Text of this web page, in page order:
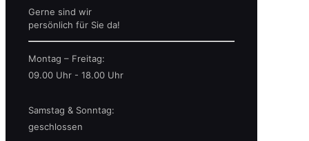
Gerne sind wir
persönlich für Sie da!
Montag – Freitag:
09.00 Uhr - 18.00 Uhr
Samstag & Sonntag:
geschlossen